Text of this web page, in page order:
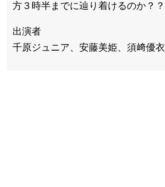
方３時半までに辿り着けるのか？？
出演者
千原ジュニア、安藤美姫、須﨑優衣